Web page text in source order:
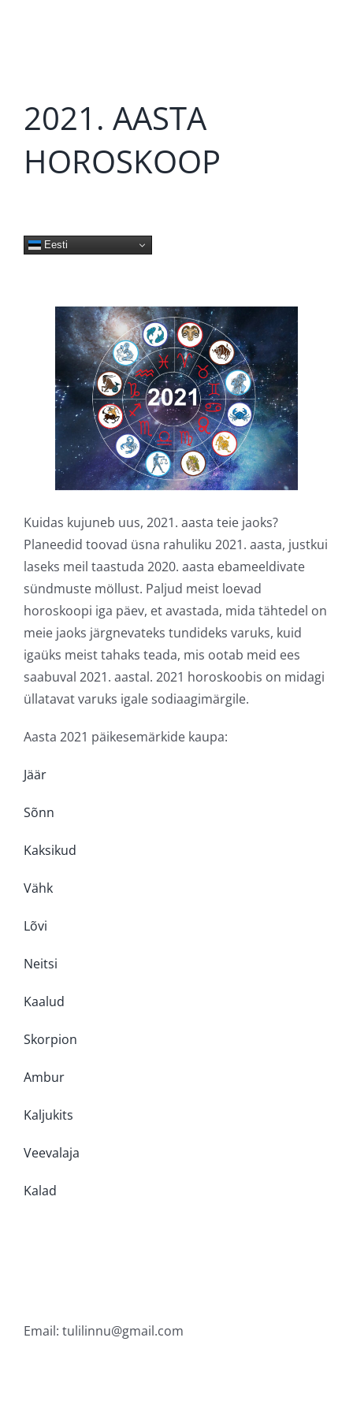
2021. AASTA
HOROSKOOP
Kuidas kujuneb uus, 2021. aasta teie jaoks?
Planeedid toovad üsna rahuliku 2021. aasta, justkui
laseks meil taastuda 2020. aasta ebameeldivate
sündmuste möllust. Paljud meist loevad
horoskoopi iga päev, et avastada, mida tähtedel on
meie jaoks järgnevateks tundideks varuks, kuid
igaüks meist tahaks teada, mis ootab meid ees
saabuval 2021. aastal. 2021 horoskoobis on midagi
üllatavat varuks igale sodiaagimärgile.
Aasta 2021 päikesemärkide kaupa:
Jäär
Sõnn
Kaksikud
Vähk
Lõvi
Neitsi
Kaalud
Skorpion
Ambur
Kaljukits
Veevalaja
Kalad
Eesti
Email: tulilinnu@gmail.com